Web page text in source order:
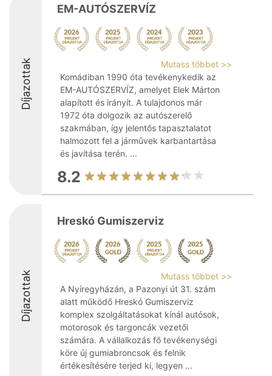
Díjazottak
EM-AUTÓSZERVÍZ
Mutass többet >>
Komádiban 1990 óta tevékenykedik az
EM-AUTÓSZERVÍZ, amelyet Elek Márton
alapított és irányít. A tulajdonos már
1972 óta dolgozik az autószerelő
szakmában, így jelentős tapasztalatot
halmozott fel a járművek karbantartása
és javítása terén. ...
8.2
Díjazottak
Hreskó Gumiszerviz
Mutass többet >>
A Nyíregyházán, a Pazonyi út 31. szám
alatt működő Hreskó Gumiszerviz
komplex szolgáltatásokat kínál autósok,
motorosok és targoncák vezetői
számára. A vállalkozás fő tevékenységi
köre új gumiabroncsok és felnik
értékesítésére terjed ki, legyen ...